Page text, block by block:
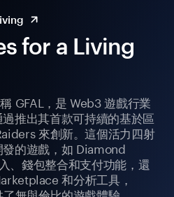
for a Living
GFAL，是 Web3 遊戲行業
推出其首款可持續的基於區
來創新。這個活力四射
的遊戲，如 Diamond
、錢包整合和支付功能，還
和分析工具，